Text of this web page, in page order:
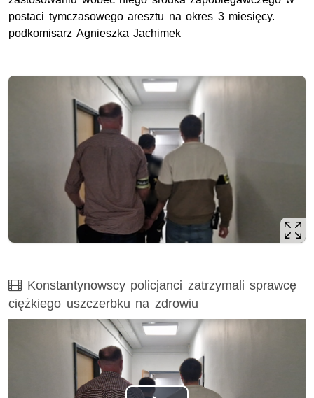
postaci tymczasowego aresztu na okres 3 miesięcy.
podkomisarz Agnieszka Jachimek
Film
Konstantynowscy policjanci zatrzymali sprawcę
ciężkiego uszczerbku na zdrowiu